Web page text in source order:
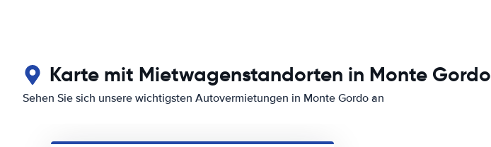
Karte mit Mietwagenstandorten in Monte Gordo
Sehen Sie sich unsere wichtigsten Autovermietungen in Monte Gordo an